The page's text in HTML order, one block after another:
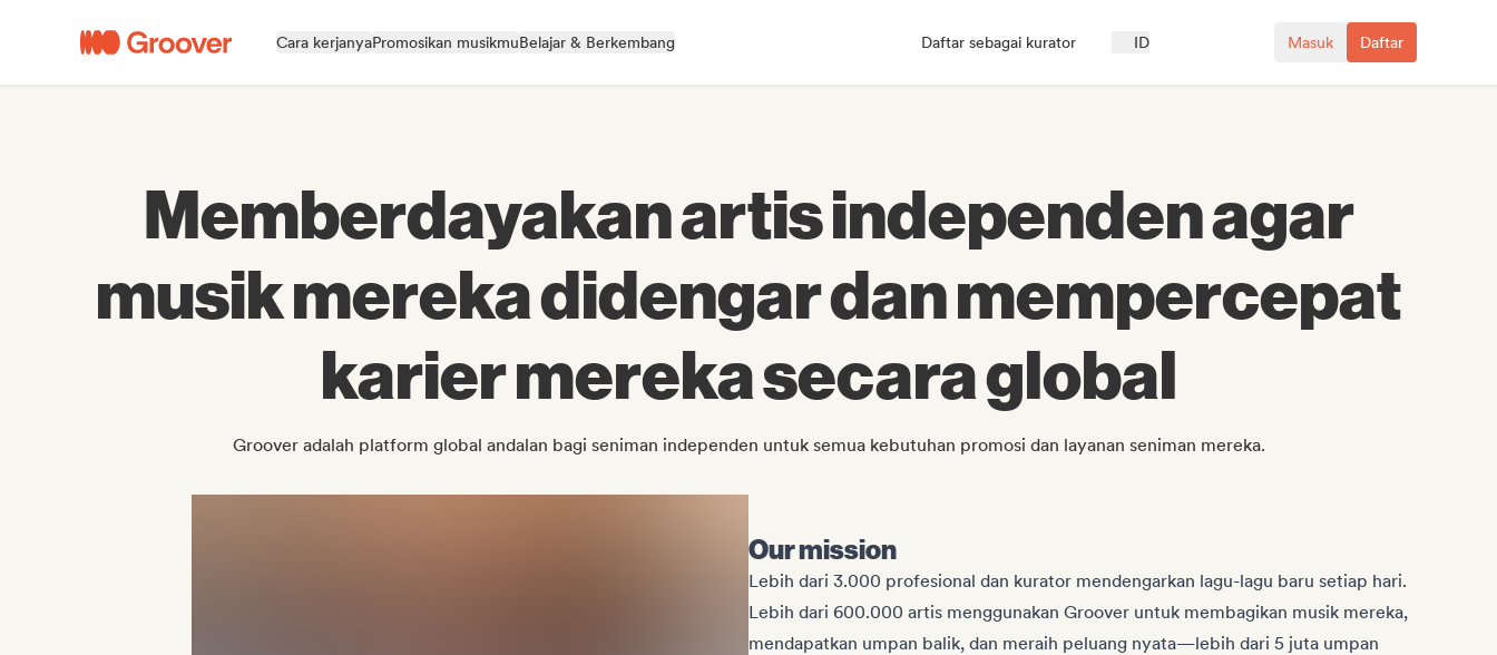
Cara kerjanyaPromosikan musikmuBelajar & Berkembang Daftar sebagai kurator ID Masuk Daftar
Memberdayakan artis independen agar
musik mereka didengar dan mempercepat
karier mereka secara global
Groover adalah platform global andalan bagi seniman independen untuk semua kebutuhan promosi dan layanan seniman mereka.
Our mission
Lebih dari 3.000 profesional dan kurator mendengarkan lagu-lagu baru setiap hari.
Lebih dari 600.000 artis menggunakan Groover untuk membagikan musik mereka,
mendapatkan umpan balik, dan meraih peluang nyata—lebih dari 5 juta umpan